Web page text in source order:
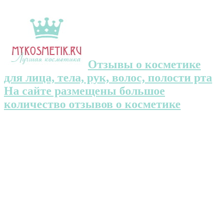
Отзывы о косметике
для лица, тела, рук, волос, полости рта
На сайте размещены большое
количество отзывов о косметике